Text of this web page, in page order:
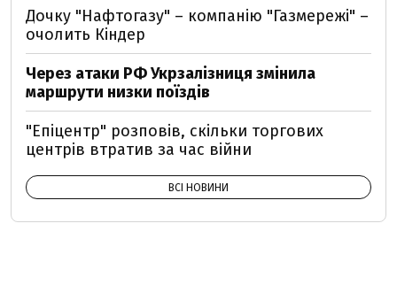
Дочку "Нафтогазу" – компанію "Газмережі" –
очолить Кіндер
Через атаки РФ Укрзалізниця змінила
маршрути низки поїздів
"Епіцентр" розповів, скільки торгових
центрів втратив за час війни
ВСІ НОВИНИ